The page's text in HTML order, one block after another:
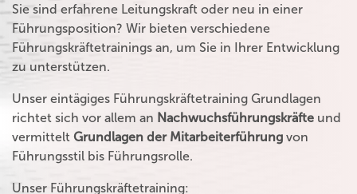
Sie sind erfahrene Leitungskraft oder neu in einer
Führungsposition? Wir bieten verschiedene
Führungskräftetrainings an, um Sie in Ihrer Entwicklung
zu unterstützen.
Unser eintägiges Führungskräftetraining Grundlagen
richtet sich vor allem an Nachwuchsführungskräfte und
vermittelt Grundlagen der Mitarbeiterführung von
Führungsstil bis Führungsrolle.
Unser Führungskräftetraining: